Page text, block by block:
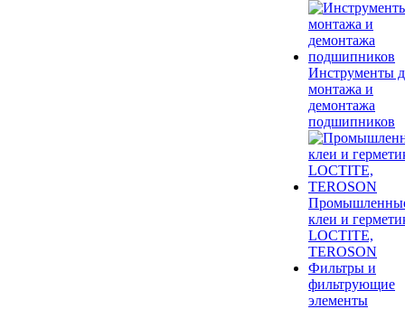
Инструменты
монтажа и
демонтажа
подшипников
клеи и
LOCTITE,
TEROSON
Фильтры и
фильтрующие
элементы